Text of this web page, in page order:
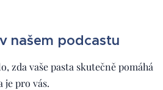
našem podcastu
zda vaše pasta skutečně pomáhá
je pro vás.